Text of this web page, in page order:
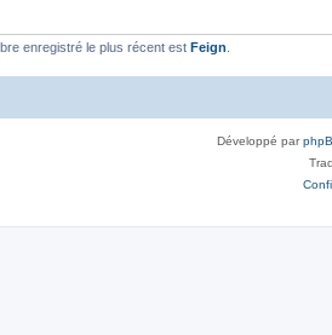
enregistré le plus récent est Feign
Développé par